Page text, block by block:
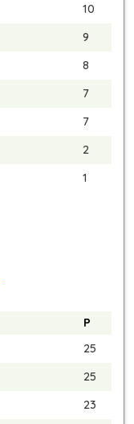
10
9
8
7
7
2
1
P
25
25
23